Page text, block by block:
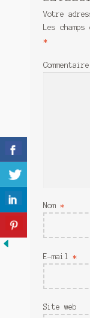
Meurtre en alternance
Meurtre sous couverture
Mon admirateur de l’avent
Sans retour
Sauver ou périr
Une baffe et ça repart
Votre
Les
*
Commentaire
Nom *
E-mail *
Site web